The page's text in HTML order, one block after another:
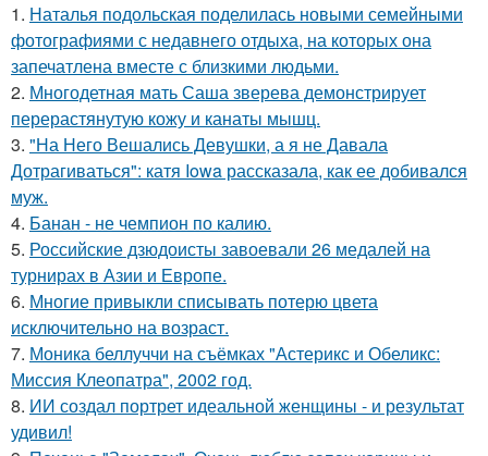
1. Наталья подольская поделилась новыми семейными
фотографиями с недавнего отдыха, на которых она
запечатлена вместе с близкими людьми.
2. Многодетная мать Саша зверева демонстрирует
перерастянутую кожу и канаты мышц.
3. "На Него Вешались Девушки, а я не Давала
Дотрагиваться": катя Iowa рассказала, как ее добивался
муж.
4. Банан - не чемпион по калию.
5. Российские дзюдоисты завоевали 26 медалей на
турнирах в Азии и Европе.
6. Многие привыкли списывать потерю цвета
исключительно на возраст.
7. Моника беллуччи на съёмках "Астерикс и Обеликс:
Миссия Клеопатра", 2002 год.
8. ИИ создал портрет идеальной женщины - и результат
удивил!